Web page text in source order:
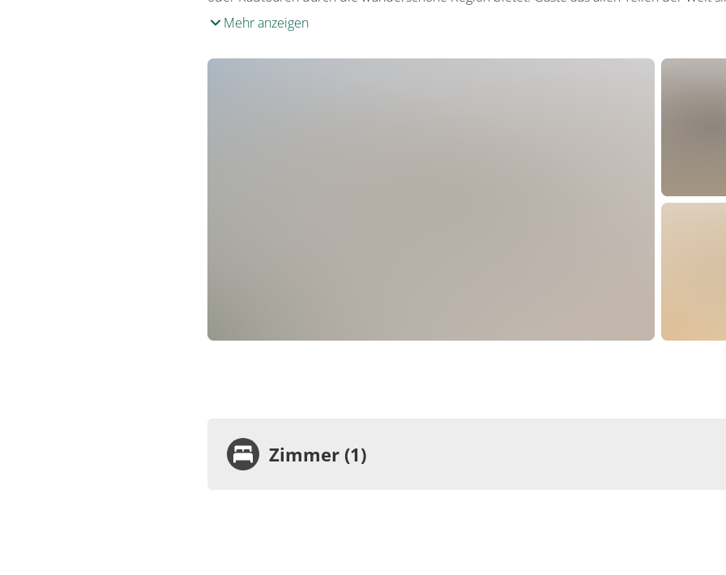
Mehr anzeigen
Zimmer (1)